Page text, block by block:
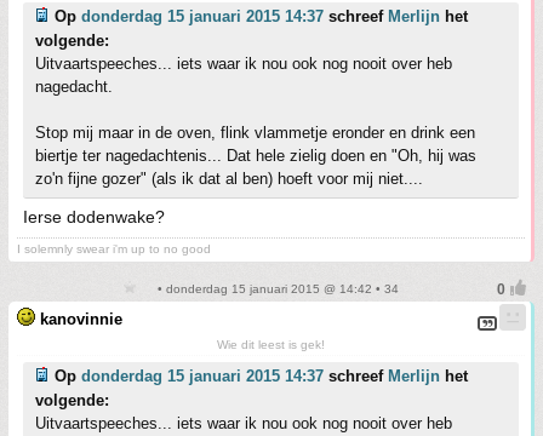
Op donderdag 15 januari 2015 14:37 schreef Merlijn het
volgende:
Uitvaartspeeches... iets waar ik nou ook nog nooit over heb
nagedacht.
Stop mij maar in de oven, flink vlammetje eronder en drink een
biertje ter nagedachtenis... Dat hele zielig doen en "Oh, hij was
zo'n fijne gozer" (als ik dat al ben) hoeft voor mij niet....
Ierse dodenwake?
I solemnly swear i'm up to no good
• donderdag 15 januari 2015 @ 14:42 • 34
kanovinnie
Wie dit leest is gek!
Op donderdag 15 januari 2015 14:37 schreef Merlijn het
volgende:
Uitvaartspeeches... iets waar ik nou ook nog nooit over heb